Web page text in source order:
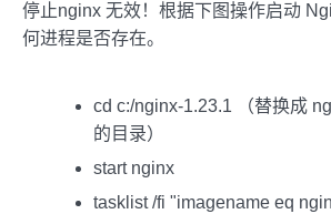
停止nginx 无效！根据下图操作启动
何进程是否存在。
cd c:/nginx-1.23.1 （替换成
的目录）
start nginx
tasklist /fi "imagename eq